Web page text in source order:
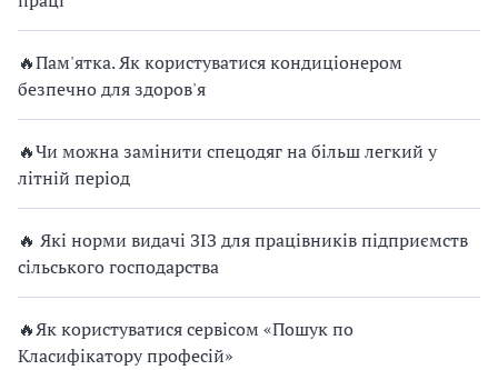
🔥Пам'ятка. Як користуватися кондиціонером
безпечно для здоров'я
🔥Чи можна замінити спецодяг на більш легкий у
літній період
🔥 Які норми видачі ЗІЗ для працівників підприємств
сільського господарства
🔥Як користуватися сервісом «Пошук по
Класифікатору професій»